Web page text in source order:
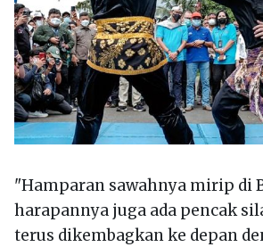
"Hamparan sawahnya mirip di
harapannya juga ada pencak
terus dikembagkan ke depan